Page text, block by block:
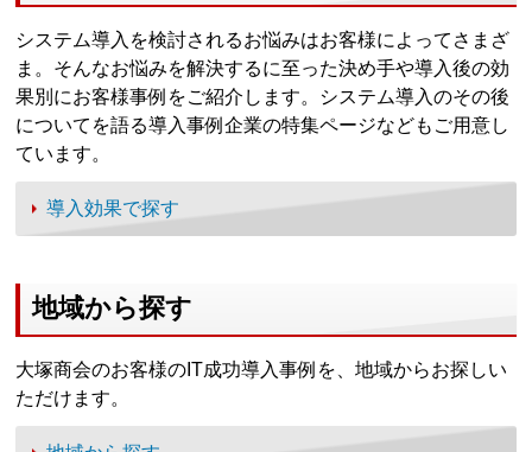
システム導入を検討されるお悩みはお客様によってさまざ
ま。そんなお悩みを解決するに至った決め手や導入後の効
果別にお客様事例をご紹介します。システム導入のその後
についてを語る導入事例企業の特集ページなどもご用意し
ています。
導入効果で探す
地域から探す
大塚商会のお客様のIT成功導入事例を、地域からお探しい
ただけます。